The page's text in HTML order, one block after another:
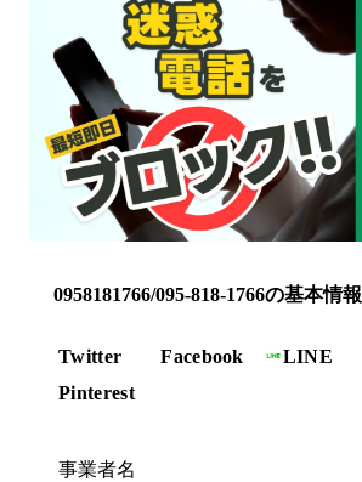
0958181766/095-818-1766の基本情報
Twitter Facebook LINE
Pinterest
事業者名